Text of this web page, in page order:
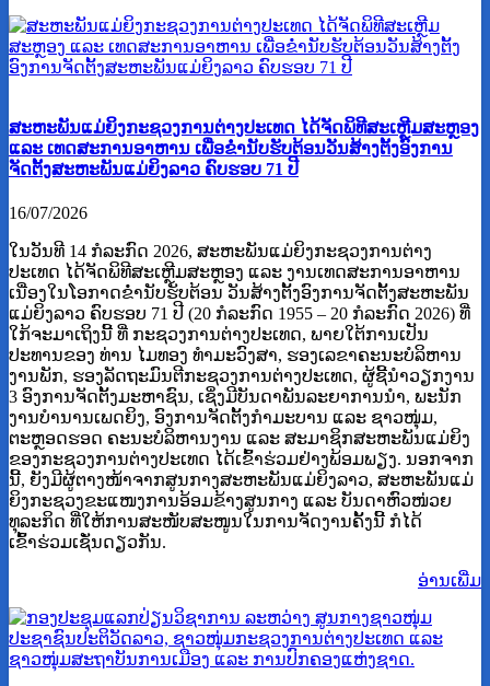
ສະຫະພັນແມ່ຍິງກະຊວງການຕ່າງປະເທດ ໄດ້ຈັດພິທີສະເຫຼີມສະຫຼອງ
ແລະ ເທດສະການອາຫານ ເພື່ອຂໍ່ານັບຮັບຕ້ອນວັນສ້າງຕັ້ງອົງການ
ຈັດຕັ້ງສະຫະພັນແມ່ຍິງລາວ ຄົບຮອບ 71 ປີ
16/07/2026
ໃນວັນທີ 14 ກໍລະກົດ 2026, ສະຫະພັນແມ່ຍິງກະຊວງການຕ່າງ
ປະເທດ ໄດ້ຈັດພິທີສະເຫຼີມສະຫຼອງ ແລະ ງານເທດສະການອາຫານ
ເນື່ອງໃນໂອກາດຂໍ່ານັບຮັບຕ້ອນ ວັນສ້າງຕັ້ງອົງການຈັດຕັ້ງສະຫະພັນ
ແມ່ຍິງລາວ ຄົບຮອບ 71 ປີ (20 ກໍລະກົດ 1955 – 20 ກໍລະກົດ 2026) ທີ່
ໃກ້ຈະມາເຖິງນີ້ ທີ່ ກະຊວງການຕ່າງປະເທດ, ພາຍໃຕ້ການເປັນ
ປະທານຂອງ ທ່ານ ໄມທອງ ທໍາມະວົງສາ, ຮອງເລຂາຄະນະບໍລິຫານ
ງານພັກ, ຮອງລັດຖະມົນຕີກະຊວງການຕ່າງປະເທດ, ຜູ້ຊີ້ນໍາວຽກງານ
3 ອົງການຈັດຕັ້ງມະຫາຊົນ, ເຊິ່ງມີບັນດາພັນລະຍາການນໍາ, ພະນັກ
ງານບໍານານເພດຍິງ, ອົງການຈັດຕັ້ງກຳມະບານ ແລະ ຊາວໜຸ່ມ,
ຕະຫຼອດຮອດ ຄະນະບໍລິຫານງານ ແລະ ສະມາຊິກສະຫະພັນແມ່ຍິງ
ຂອງກະຊວງການຕ່າງປະເທດ ໄດ້ເຂົ້າຮ່ວມຢ່າງພ້ອມພຽງ. ນອກຈາກ
ນີ້, ຍັງມີຜູ້ຕາງໜ້າຈາກສູນກາງສະຫະພັນແມ່ຍິງລາວ, ສະຫະພັນແມ່
ຍິງກະຊວງຂະແໜງການອ້ອມຂ້າງສູນກາງ ແລະ ບັນດາຫົວໜ່ວຍ
ທຸລະກິດ ທີ່ໃຫ້ການສະໜັບສະໜູນໃນການຈັດງານຄັ້ງນີ້ ກໍໄດ້
ເຂົ້າຮ່ວມເຊັ່ນດຽວກັນ.
ອ່ານ​ເພີ່ມ